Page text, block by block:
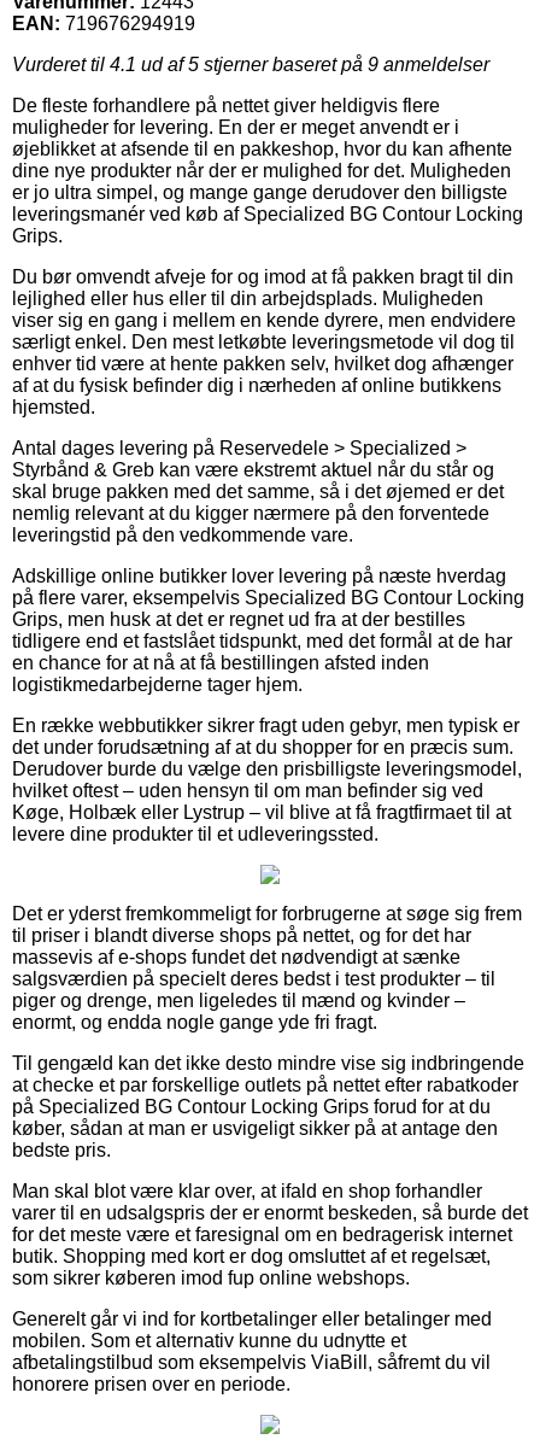
EAN: 719676294919
Vurderet til 4.1 ud af 5 stjerner baseret på 9 anmeldelser
De fleste forhandlere på nettet giver heldigvis flere
muligheder for levering. En der er meget anvendt er i
øjeblikket at afsende til en pakkeshop, hvor du kan afhente
dine nye produkter når der er mulighed for det. Muligheden
er jo ultra simpel, og mange gange derudover den billigste
leveringsmanér ved køb af Specialized BG Contour Locking
Grips.
Du bør omvendt afveje for og imod at få pakken bragt til din
lejlighed eller hus eller til din arbejdsplads. Muligheden
viser sig en gang i mellem en kende dyrere, men endvidere
særligt enkel. Den mest letkøbte leveringsmetode vil dog til
enhver tid være at hente pakken selv, hvilket dog afhænger
af at du fysisk befinder dig i nærheden af online butikkens
hjemsted.
Antal dages levering på Reservedele > Specialized >
Styrbånd & Greb kan være ekstremt aktuel når du står og
skal bruge pakken med det samme, så i det øjemed er det
nemlig relevant at du kigger nærmere på den forventede
leveringstid på den vedkommende vare.
Adskillige online butikker lover levering på næste hverdag
på flere varer, eksempelvis Specialized BG Contour Locking
Grips, men husk at det er regnet ud fra at der bestilles
tidligere end et fastslået tidspunkt, med det formål at de har
en chance for at nå at få bestillingen afsted inden
logistikmedarbejderne tager hjem.
En række webbutikker sikrer fragt uden gebyr, men typisk er
det under forudsætning af at du shopper for en præcis sum.
Derudover burde du vælge den prisbilligste leveringsmodel,
hvilket oftest – uden hensyn til om man befinder sig ved
Køge, Holbæk eller Lystrup – vil blive at få fragtfirmaet til at
levere dine produkter til et udleveringssted.
Det er yderst fremkommeligt for forbrugerne at søge sig frem
til priser i blandt diverse shops på nettet, og for det har
massevis af e-shops fundet det nødvendigt at sænke
salgsværdien på specielt deres bedst i test produkter – til
piger og drenge, men ligeledes til mænd og kvinder –
enormt, og endda nogle gange yde fri fragt.
Til gengæld kan det ikke desto mindre vise sig indbringende
at checke et par forskellige outlets på nettet efter rabatkoder
på Specialized BG Contour Locking Grips forud for at du
køber, sådan at man er usvigeligt sikker på at antage den
bedste pris.
Man skal blot være klar over, at ifald en shop forhandler
varer til en udsalgspris der er enormt beskeden, så burde det
for det meste være et faresignal om en bedragerisk internet
butik. Shopping med kort er dog omsluttet af et regelsæt,
som sikrer køberen imod fup online webshops.
Generelt går vi ind for kortbetalinger eller betalinger med
mobilen. Som et alternativ kunne du udnytte et
afbetalingstilbud som eksempelvis ViaBill, såfremt du vil
honorere prisen over en periode.